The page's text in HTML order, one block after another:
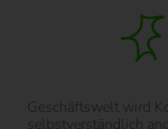
Geschäftswelt wird
selbstverständlich